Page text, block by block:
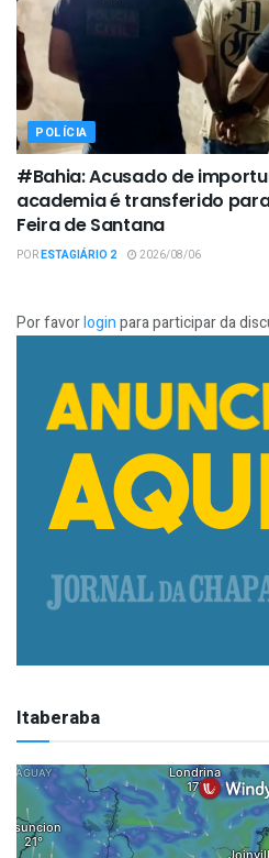
POLÍCIA
#Bahia: Acusado de
academia é transferido
Feira de Santana
PORESTAGIÁRIO 2 2026/08/06
Por favorloginpara participar da
Itaberaba